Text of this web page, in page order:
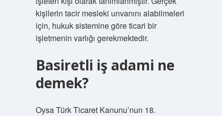
kişilerin tacir mesleki unvanını alabilmeleri
için, hukuk sistemine göre ticari bir
işletmenin varlığı gerekmektedir.
Basiretli iş adami ne
demek?
Oysa Türk Ticaret Kanunu’nun 18.